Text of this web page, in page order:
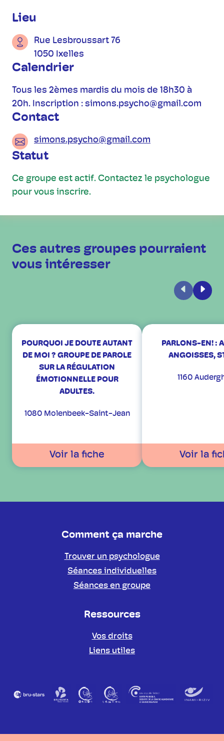
Informations pratiques
Lieu
Rue Lesbroussart 76
1050 Ixelles
Calendrier
Tous les 2èmes mardis du mois de 18h30 à
20h. Inscription : simons.psycho@gmail.com
Contact
simons.psycho@gmail.com
Statut
Ce groupe est actif. Contactez le psychologue
pour vous inscrire.
Ces autres groupes pourraient
vous intéresser
Précédent
POURQUOI JE DOUTE AUTANT
DE MOI ? GROUPE DE PAROLE
SUR LA RÉGULATION
ÉMOTIONNELLE POUR
ADULTES.
1080 Molenbeek-Saint-Jean
Voir la fiche
PARLONS-EN! :
ANGOISSES,
1160
Voir la
Comment ça marche
Trouver un psychologue
Séances individuelles
Séances en groupe
Ressources
Vos droits
Liens utiles
Partenaires